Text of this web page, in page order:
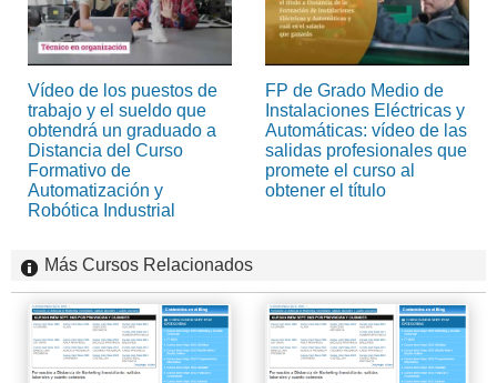
Vídeo de los puestos de
trabajo y el sueldo que
obtendrá un graduado a
Distancia del Curso
Formativo de
Automatización y
Robótica Industrial
FP de Grado Medio de
Instalaciones Eléctricas y
Automáticas: vídeo de las
salidas profesionales que
promete el curso al
obtener el título
Más Cursos Relacionados